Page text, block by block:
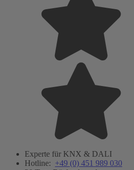
Experte für KNX & DALI
Hotline: +49 (0) 451 989 030